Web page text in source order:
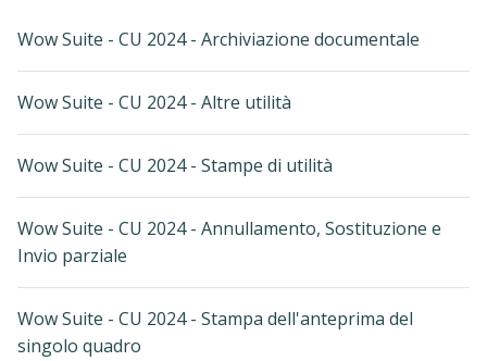
Wow Suite - CU 2024 - Archiviazione documentale
Wow Suite - CU 2024 - Altre utilità
Wow Suite - CU 2024 - Stampe di utilità
Wow Suite - CU 2024 - Annullamento, Sostituzione e
Invio parziale
Wow Suite - CU 2024 - Stampa dell'anteprima del
singolo quadro